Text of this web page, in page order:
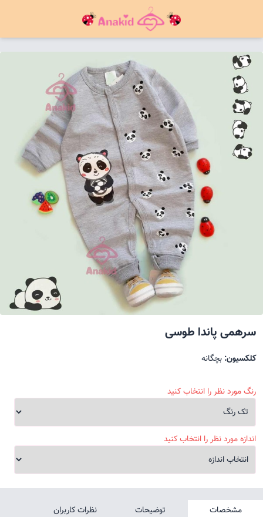
سرهمی پاندا طوسی
کلکسیون: بچگانه
رنگ مورد نظر را انتخاب کنید
اندازه مورد نظر را انتخاب کنید
مشخصات توضیحات نظرات کاربران